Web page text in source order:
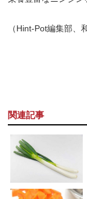
（Hint-Pot編集部、
関連記事